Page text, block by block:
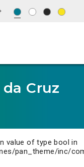
Cruz
value of type bool in
pan_theme/inc/